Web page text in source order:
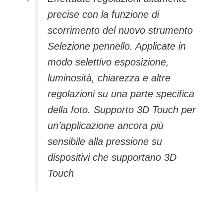
precise con la funzione di
scorrimento del nuovo strumento
Selezione pennello. Applicate in
modo selettivo esposizione,
luminosità, chiarezza e altre
regolazioni su una parte specifica
della foto. Supporto 3D Touch per
un’applicazione ancora più
sensibile alla pressione su
dispositivi che supportano 3D
Touch